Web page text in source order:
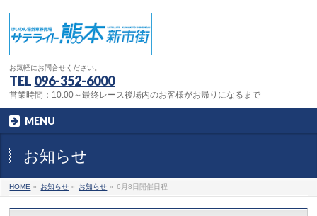
お気軽にお問合せください。
TEL 096-352-6000
営業時間：10:00～最終レース後場内のお客様がお帰りになるまで
MENU
お知らせ
HOME » お知らせ » お知らせ » 6月8日開催日程